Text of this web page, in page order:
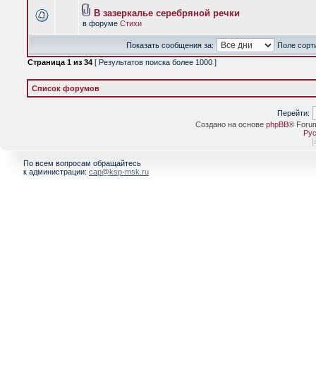
В зазеркалье серебряной речки
в форуме Стихи
Показать сообщения за:
Поле
Страница 1 из 34 [ Результатов поиска более 1000 ]
Список форумов
Перейти:
Создано на основе phpBB®
[
По всем вопросам обращайтесь
к администрации: cap@ksp-msk.ru